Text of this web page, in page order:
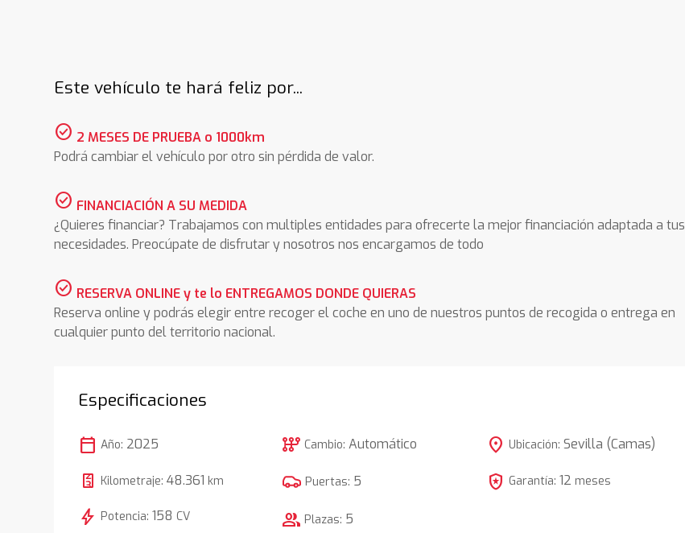
Este vehículo te hará feliz por...
check_circle 2 MESES DE PRUEBA o 1000km
Podrá cambiar el vehículo por otro sin pérdida de valor.
check_circle FINANCIACIÓN A SU MEDIDA
¿Quieres financiar? Trabajamos con multiples entidades para ofrecerte la mejor financiación adaptada a tus
necesidades. Preocúpate de disfrutar y nosotros nos encargamos de todo
check_circle RESERVA ONLINE y te lo ENTREGAMOS DONDE QUIERAS
Reserva online y podrás elegir entre recoger el coche en uno de nuestros puntos de recogida o entrega en
cualquier punto del territorio nacional.
Especificaciones
calendar_today Año: 2025
Kilometraje:48.361 km
bolt Potencia:158 CV
auto_transmission Cambio:Automático
Puertas: 5
group Plazas: 5
location_on Ubicación: Sevilla (Camas)
local_police Garantía: 12 meses